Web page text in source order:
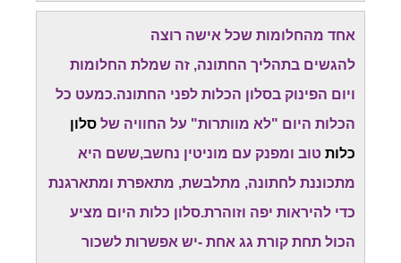
אחד מהחלומות שכל אישה רוצה
להגשים בתהליך החתונה, זה שמלת החלומות
ויום הפינוק בסלון הכלות לפני החתונה.כמעט כל
הכלות היום "לא מוותרות" על החוויה של סלון
כלות טוב ומפנק עם מוניטין נחשב,ששם היא
מתכוננת לחתונה, מתלבשת, מתאפרת ומתארגנת
כדי להיראות יפה וזוהרת.סלון כלות היום מציע
הכול תחת קורת גג אחת -יש אפשרות לשכור